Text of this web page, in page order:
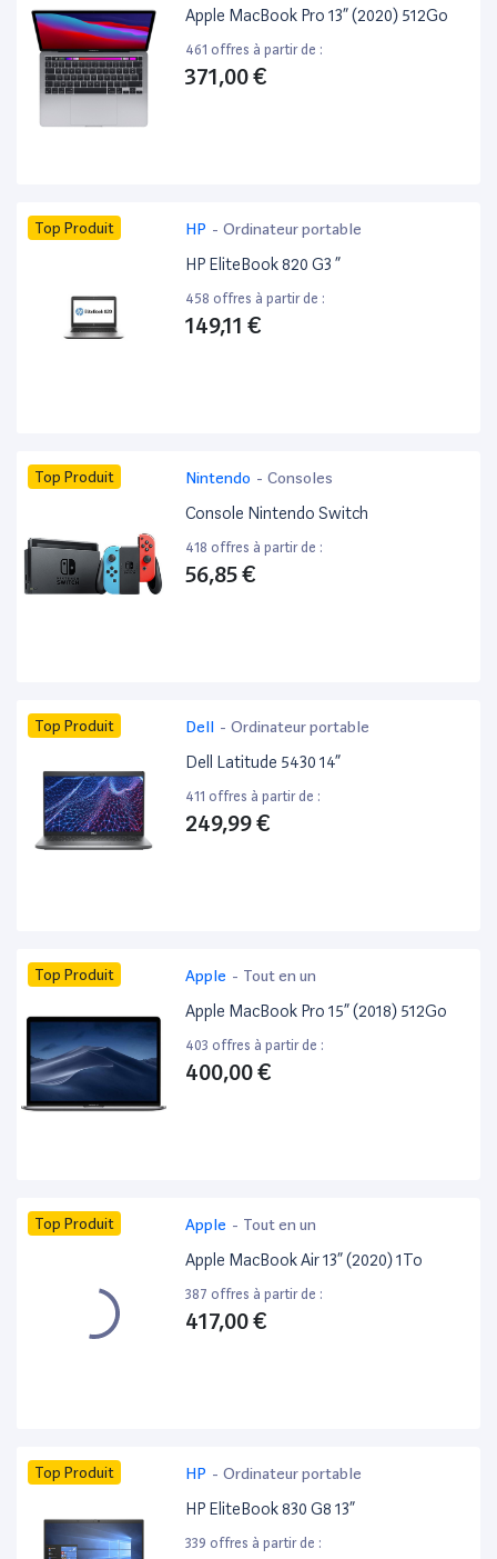
Apple MacBook Pro 13” (2020) 512Go
461 offres à partir de :
371,00 €
Top Produit HP - Ordinateur portable
HP EliteBook 820 G3 ”
458 offres à partir de :
149,11 €
Top Produit Nintendo - Consoles
Console Nintendo Switch
418 offres à partir de :
56,85 €
Top Produit Dell - Ordinateur portable
Dell Latitude 5430 14”
411 offres à partir de :
249,99 €
Top Produit Apple - Tout en un
Apple MacBook Pro 15” (2018) 512Go
403 offres à partir de :
400,00 €
Top Produit Apple - Tout en un
Apple MacBook Air 13” (2020) 1To
387 offres à partir de :
417,00 €
Top Produit HP - Ordinateur portable
HP EliteBook 830 G8 13”
339 offres à partir de :